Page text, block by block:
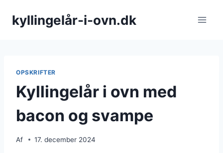
kyllingelår-i-ovn.dk
OPSKRIFTER
Kyllingelår i ovn med
bacon og svampe
Af 17. december 2024